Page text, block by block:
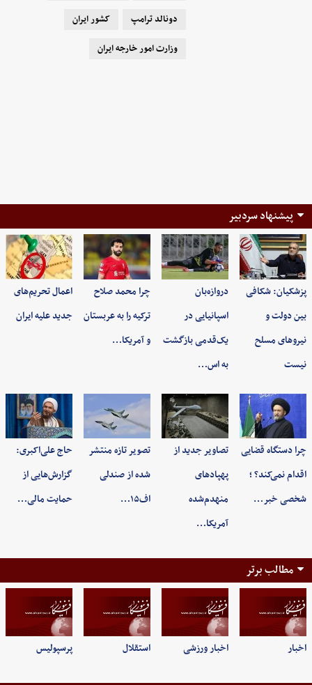
دونالد ترامپ
کشور ایران
وزارت امور خارجه ایران
پیشنهاد سردبیر
پزشکیان: شکافی
بین دولت و
نیروهای مسلح
نیست
دروازه‌بان
اسپانیایی در
یک‌قدمی بازگشت
به اس…
چرا محمد صلاح
ترکیه را به عربستان
و آمریکا…
اعمال تحریم‌های
جدید علیه ایران
چرا دستگاه قضایی
اقدام نمی‌کند؟ ؛
شخصی خبر…
تصاویر جدید از
پهپادهای
منهدم‌شده
آمریکا…
تصویر تازه منتشر
شده از صندلی
اف۱۵…
حاج علی‌اکبری:
گزارش‌هایی از
حمایت مالی…
مطالب برتر
اخبار اخبار ورزشی استقلال پرسپولیس